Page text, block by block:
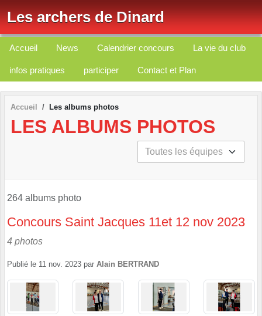
Les archers de Dinard
Accueil News Calendrier concours La vie du club
infos pratiques participer Contact et Plan
Accueil Les albums photos
LES ALBUMS PHOTOS
264 albums photo
Concours Saint Jacques 11et 12 nov 2023
4 photos
Publié le 11 nov. 2023 par Alain BERTRAND